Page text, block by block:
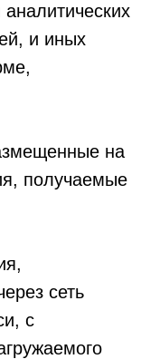
и иных
на
получаемые
сеть
с